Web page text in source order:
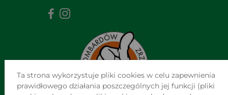
Ta strona wykorzystuje pliki cookies w celu zapewnienia
prawidłowego działania poszczególnych jej funkcji (pliki